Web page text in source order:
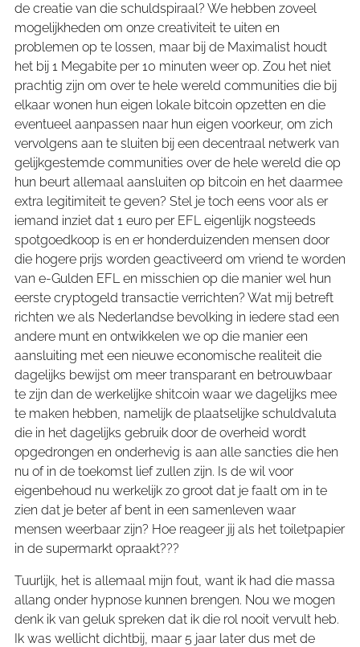
de creatie van die schuldspiraal? We hebben zoveel
mogelijkheden om onze creativiteit te uiten en
problemen op te lossen, maar bij de Maximalist houdt
het bij 1 Megabite per 10 minuten weer op. Zou het niet
prachtig zijn om over te hele wereld communities die bij
elkaar wonen hun eigen lokale bitcoin opzetten en die
eventueel aanpassen naar hun eigen voorkeur, om zich
vervolgens aan te sluiten bij een decentraal netwerk van
gelijkgestemde communities over de hele wereld die op
hun beurt allemaal aansluiten op bitcoin en het daarmee
extra legitimiteit te geven? Stel je toch eens voor als er
iemand inziet dat 1 euro per EFL eigenlijk nogsteeds
spotgoedkoop is en er honderduizenden mensen door
die hogere prijs worden geactiveerd om vriend te worden
van e-Gulden EFL en misschien op die manier wel hun
eerste cryptogeld transactie verrichten? Wat mij betreft
richten we als Nederlandse bevolking in iedere stad een
andere munt en ontwikkelen we op die manier een
aansluiting met een nieuwe economische realiteit die
dagelijks bewijst om meer transparant en betrouwbaar
te zijn dan de werkelijke shitcoin waar we dagelijks mee
te maken hebben, namelijk de plaatselijke schuldvaluta
die in het dagelijks gebruik door de overheid wordt
opgedrongen en onderhevig is aan alle sancties die hen
nu of in de toekomst lief zullen zijn. Is de wil voor
eigenbehoud nu werkelijk zo groot dat je faalt om in te
zien dat je beter af bent in een samenleven waar
mensen weerbaar zijn? Hoe reageer jij als het toiletpapier
in de supermarkt opraakt???
Tuurlijk, het is allemaal mijn fout, want ik had die massa
allang onder hypnose kunnen brengen. Nou we mogen
denk ik van geluk spreken dat ik die rol nooit vervult heb.
Ik was wellicht dichtbij, maar 5 jaar later dus met de